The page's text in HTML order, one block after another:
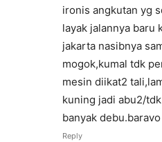
ironis angkutan yg
layak jalannya baru
jakarta nasibnya
mogok,kumal tdk
mesin diikat2
kuning jadi abu2/
banyak
Reply